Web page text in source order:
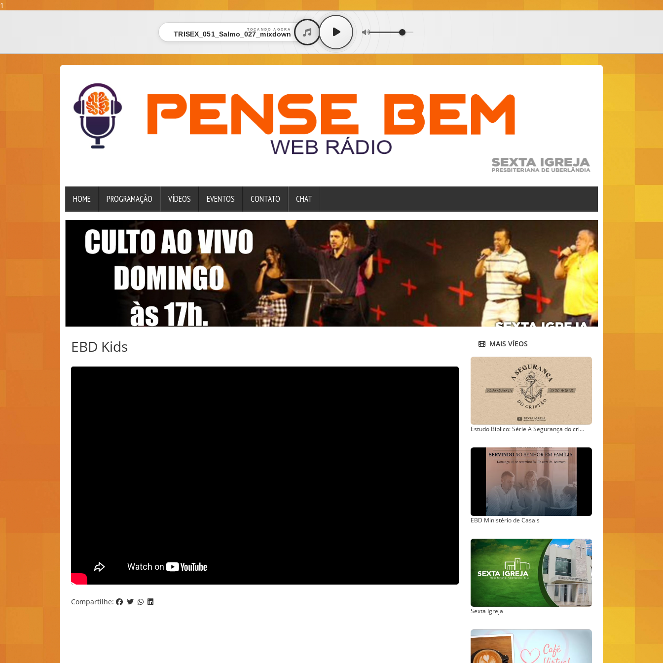
1
TOCANDO AGORA
TRISEX_051_Salmo_027_mixdown
HOME PROGRAMAÇÃO VÍDEOS EVENTOS CONTATO CHAT
EBD Kids
Compartilhe:
MAIS VÍEOS
Estudo Bíblico: Série A Segurança do cristão
EBD Ministério de Casais
Sexta Igreja